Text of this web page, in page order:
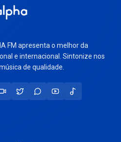
FM apresenta o melhor da
e internacional. Sintonize nos
de qualidade.